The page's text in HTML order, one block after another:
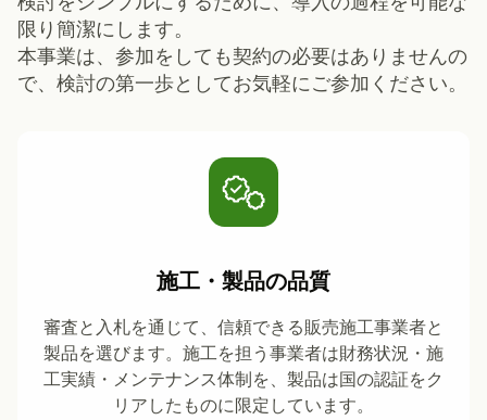
限り簡潔にします。
本事業は、参加をしても契約の必要はありませんの
で、検討の第一歩としてお気軽にご参加ください。
施工・製品の品質
審査と入札を通じて、信頼できる販売施工事業者と
製品を選びます。施工を担う事業者は財務状況・施
工実績・メンテナンス体制を、製品は国の認証をク
リアしたものに限定しています。